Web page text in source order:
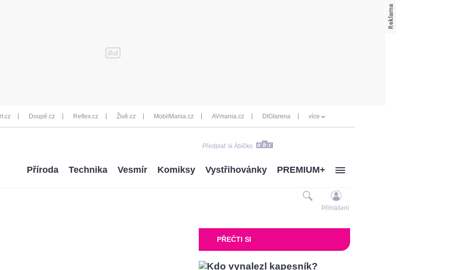
Doupě.cz Reflex.cz Živě.cz MobilMania.cz AVmania.cz DIGIarena více
Předplať si Ábíčko
Příroda Technika Vesmír Komiksy Vystřihovánky PREMIUM+
Přihlášení
PŘEČTI SI